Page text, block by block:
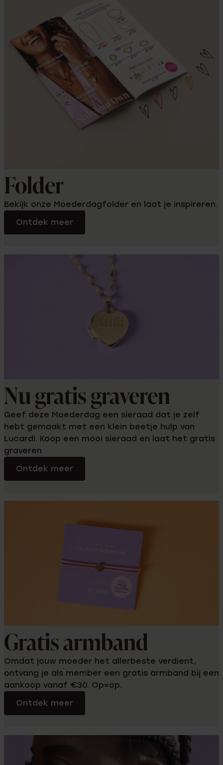
Folder
Bekijk onze Moederdagfolder en laat je inspireren.
Ontdek meer
Nu gratis graveren
Geef deze Moederdag een sieraad dat je zelf
hebt gemaakt met een klein beetje hulp van
Lucardi. Koop een mooi sieraad en laat het gratis
graveren
Ontdek meer
Gratis armband
Omdat jouw moeder het allerbeste verdient,
ontvang je als member een gratis armband bij een
aankoop vanaf €30. Op=op.
Ontdek meer